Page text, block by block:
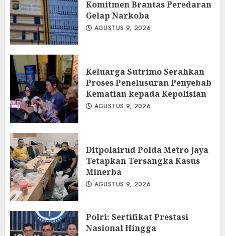
Komitmen Brantas Peredaran
Gelap Narkoba
AGUSTUS 9, 2026
Keluarga Sutrimo Serahkan
Proses Penelusuran Penyebab
Kematian kepada Kepolisian
AGUSTUS 9, 2026
Ditpolairud Polda Metro Jaya
Tetapkan Tersangka Kasus
Minerba
AGUSTUS 9, 2026
Polri: Sertifikat Prestasi
Nasional Hingga